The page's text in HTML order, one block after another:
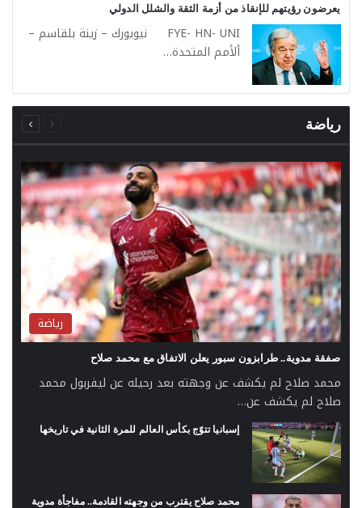
يعرضون رؤيتهم للإنقاذ من أزمة الثقة والشلل الدولي
FYE- HN- UNI نيويورك – زينة بلقاسم –
ألأمم المتحدة…
رياضة الصفحة
السابقة
الصفحة
التالية
رياضة
صفقة مدوية.. طرابزون سبور يعلن الاتفاق مع محمد صلاح
محمد صلاح لم يكشف عن وجهته بعد رحيله عن ليفربول محمد
صلاح لم يكشف عن…
إسبانيا تتوّج بكأس العالم للمرة الثانية في تاريخها
محمد صلاح يقترب من وجهته القادمة.. مفاجأة مدوية